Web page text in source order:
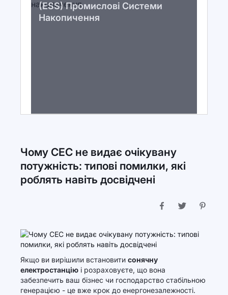
(ESS) Промислові Системи
Накопичення
Чому СЕС не видає очікувану
потужність: типові помилки, які
роблять навіть досвідчені
Якщо ви вирішили встановити сонячну
електростанцію і розраховуєте, що вона
забезпечить ваш бізнес чи господарство стабільною
генерацією - це вже крок до енергонезалежності.